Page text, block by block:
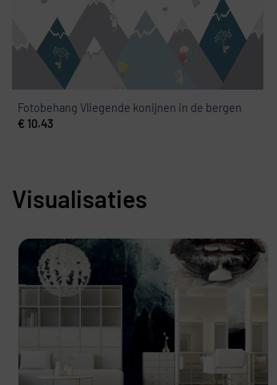
Fotobehang Vliegende konijnen in de bergen
€ 10.43
Visualisaties